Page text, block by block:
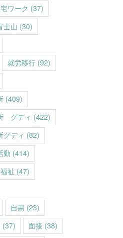
ワーク (37)
士山 (30)
就労移行 (92)
(409)
グディ (422)
グディ (82)
動 (414)
福祉 (47)
自粛 (23)
(37) 面接 (38)